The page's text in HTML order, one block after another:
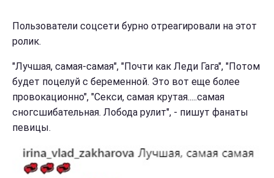
Пользователи соцсети бурно отреагировали на этот
ролик.
"Лучшая, самая-самая", "Почти как Леди Гага", "Потом
будет поцелуй с беременной. Это вот еще более
провокационно", "Секси, самая крутая.....самая
сногсшибательная. Лобода рулит", - пишут фанаты
певицы.